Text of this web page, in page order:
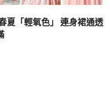
夏「輕氧色」 連身裙通透